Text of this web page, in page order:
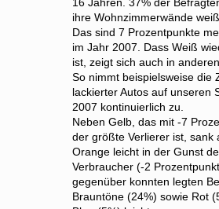
ihre Wohnzimmerwände
Das sind 7 Prozentpunkte
im Jahr 2007. Dass Weiß
ist, zeigt sich auch in
So nimmt beispielsweise die
lackierter Autos auf unseren
2007 kontinuierlich zu.
Neben Gelb, das mit -7
der größte Verlierer ist, sank
Orange leicht in der Gunst
Verbraucher (-2
gegenüber konnten legten
Brauntöne (24%) sowie Rot